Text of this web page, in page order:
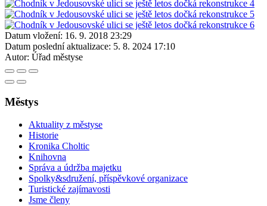
Datum vložení: 16. 9. 2018 23:29
Datum poslední aktualizace: 5. 8. 2024 17:10
Autor: Úřad městyse
Městys
Aktuality z městyse
Historie
Kronika Choltic
Knihovna
Správa a údržba majetku
Spolky&sdružení, příspěvkové organizace
Turistické zajímavosti
Jsme členy